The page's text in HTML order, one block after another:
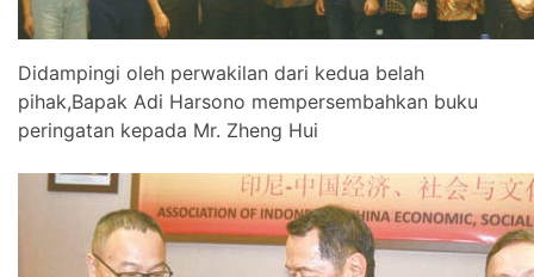
Didampingi oleh perwakilan dari kedua belah
pihak,Bapak Adi Harsono mempersembahkan buku
peringatan kepada Mr. Zheng Hui